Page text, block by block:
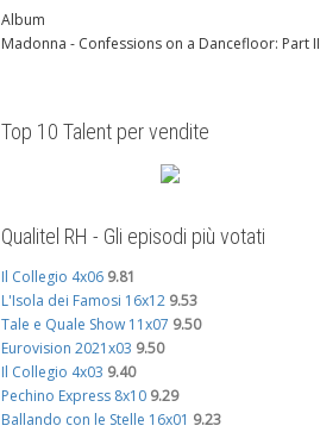
Album
Madonna - Confessions on a Dancefloor: Part II
Top 10 Talent per vendite
Qualitel RH - Gli episodi più votati
Il Collegio 4x06 9.81
L'Isola dei Famosi 16x12 9.53
Tale e Quale Show 11x07 9.50
Eurovision 2021x03 9.50
Il Collegio 4x03 9.40
Pechino Express 8x10 9.29
Ballando con le Stelle 16x01 9.23